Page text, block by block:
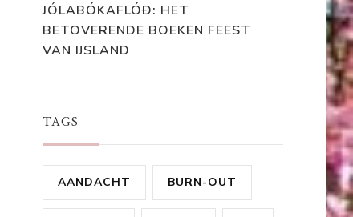
JÓLABÓKAFLÓÐ: HET
BETOVERENDE BOEKEN FEEST
VAN IJSLAND
TAGS
AANDACHT BURN-OUT